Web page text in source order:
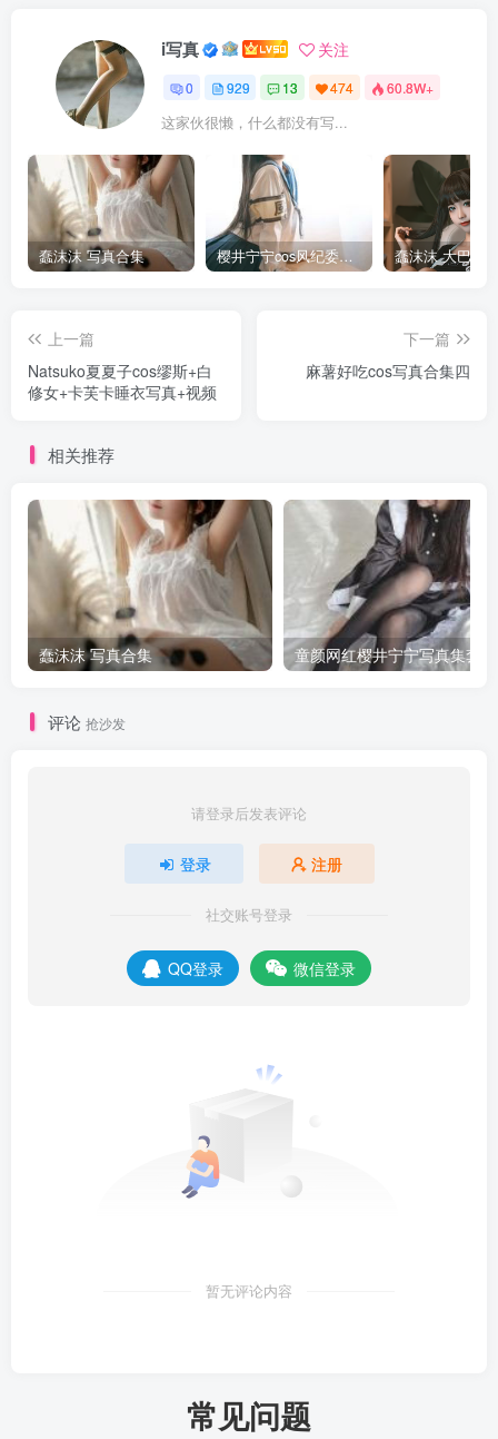
i写真 关注
0 929 13 474 60.8W+
这家伙很懒，什么都没有写...
蠢沫沫 写真合集 樱井宁宁cos风纪委员写真套图
上一篇
Natsuko夏夏子cos缪斯+白
修女+卡芙卡睡衣写真+视频
下一篇
麻薯好吃cos写真合集四
相关推荐
蠢沫沫 写真合集 童颜网红樱井宁宁写真集套图
评论 抢沙发
请登录后发表评论
登录 注册
社交账号登录
QQ登录 微信登录
暂无评论内容
常见问题